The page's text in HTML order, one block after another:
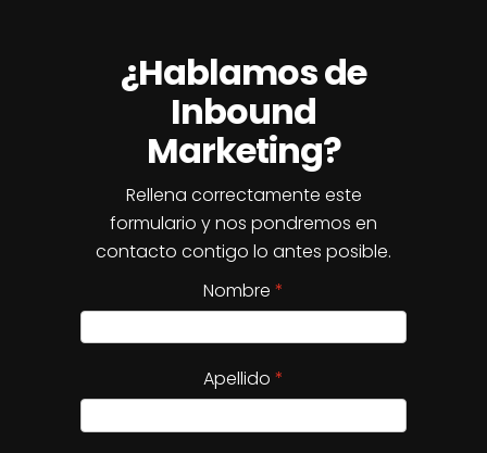
¿Hablamos de
Inbound
Marketing?
Rellena correctamente este
formulario y nos pondremos en
contacto contigo lo antes posible.
Nombre
Apellido